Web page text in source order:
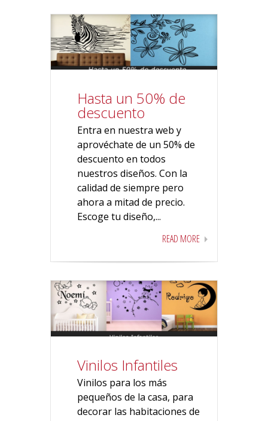
Hasta un 50% de
descuento
Entra en nuestra web y
aprovéchate de un 50% de
descuento en todos
nuestros diseños. Con la
calidad de siempre pero
ahora a mitad de precio.
Escoge tu diseño,...
READ MORE
Vinilos Infantiles
Vinilos para los más
pequeños de la casa, para
decorar las habitaciones de